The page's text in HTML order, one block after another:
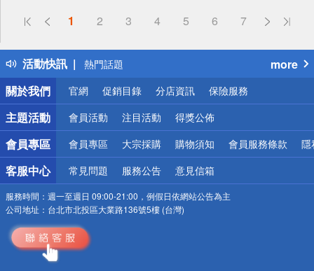
1 2 3 4 5 6 7
活動快訊
偏遠地區配送
得獎公告
熱門話題
銀行優惠
偏遠地區配送
詐騙網頁！請小心！
more
關於我們
官網 促銷目錄 分店資訊 保險服務
主題活動 會員活動 注目活動 得獎公佈
會員專區 會員專區 大宗採購 購物須知 會員服務條款 隱
客服中心 常見問題 服務公告 意見信箱
服務時間： 週一至週日 09:00-21:00，例假日依網站公告為主
公司地址： 台北市北投區大業路136號5樓 (台灣)